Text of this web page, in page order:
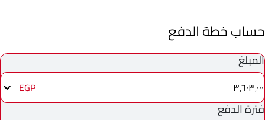
حساب خطة الدفع
المبلغ
٣٬٦٠٣٬٠٠٠ EGP
فترة الدفع